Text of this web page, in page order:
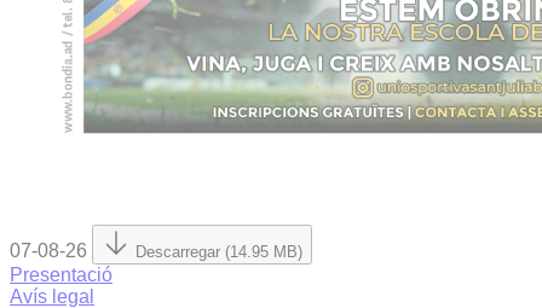
07-08-26 Descarregar (14.95 MB)
Presentació
Avís legal